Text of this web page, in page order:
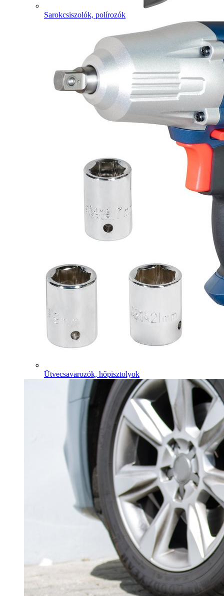
Sarokcsiszolók, polírozók
Ütvecsavarozók, hőpisztolyok